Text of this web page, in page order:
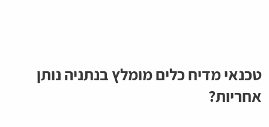
טכנאי מדיח כלים מומלץ בנתניה נותן
אחריות?